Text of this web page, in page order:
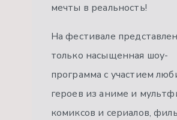
мечты в реальность!
На фестивале
только насыщенная шоу-
программа с участием
героев из аниме и
комиксов и сериалов,